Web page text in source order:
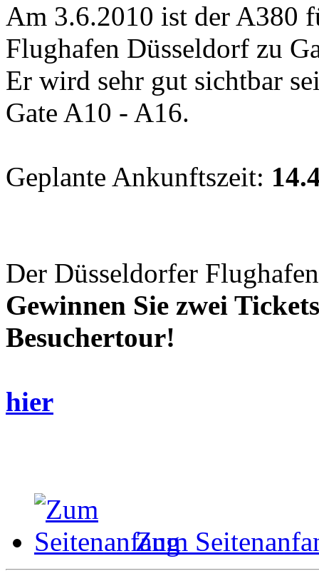
Am 3.6.2010 ist der A380
Flughafen Düsseldorf zu
Er wird sehr gut sichtbar
Gate A10 - A16.
Geplante Ankunftszeit:
Der Düsseldorfer
Gewinnen Sie zwei
Besuchertour!
hier
Zum